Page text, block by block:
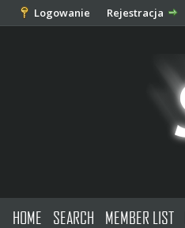
Logowanie Rejestracja
HOME SEARCH MEMBER LIST